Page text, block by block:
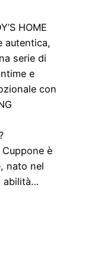
HOME
autentica,
serie di
e
con
è
nato nel
abilità…